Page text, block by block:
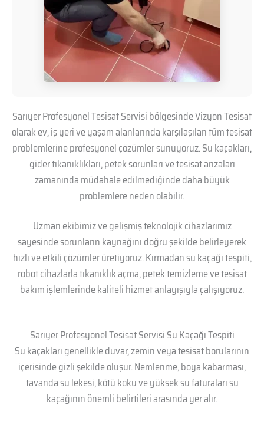
Sarıyer Profesyonel Tesisat Servisi bölgesinde Vizyon Tesisat
olarak ev, iş yeri ve yaşam alanlarında karşılaşılan tüm tesisat
problemlerine profesyonel çözümler sunuyoruz. Su kaçakları,
gider tıkanıklıkları, petek sorunları ve tesisat arızaları
zamanında müdahale edilmediğinde daha büyük
problemlere neden olabilir.
Uzman ekibimiz ve gelişmiş teknolojik cihazlarımız
sayesinde sorunların kaynağını doğru şekilde belirleyerek
hızlı ve etkili çözümler üretiyoruz. Kırmadan su kaçağı tespiti,
robot cihazlarla tıkanıklık açma, petek temizleme ve tesisat
bakım işlemlerinde kaliteli hizmet anlayışıyla çalışıyoruz.
Sarıyer Profesyonel Tesisat Servisi Su Kaçağı Tespiti
Su kaçakları genellikle duvar, zemin veya tesisat borularının
içerisinde gizli şekilde oluşur. Nemlenme, boya kabarması,
tavanda su lekesi, kötü koku ve yüksek su faturaları su
kaçağının önemli belirtileri arasında yer alır.